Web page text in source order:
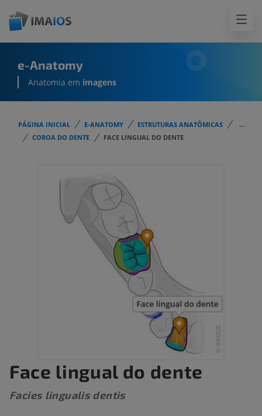
e-Anatomy
Anatomia em imagens
PÁGINA INICIAL E-ANATOMY ESTRUTURAS ANATÔMICAS
...
COROA DO DENTE
FACE LINGUAL DO DENTE
Face lingual do dente
Facies lingualis dentis